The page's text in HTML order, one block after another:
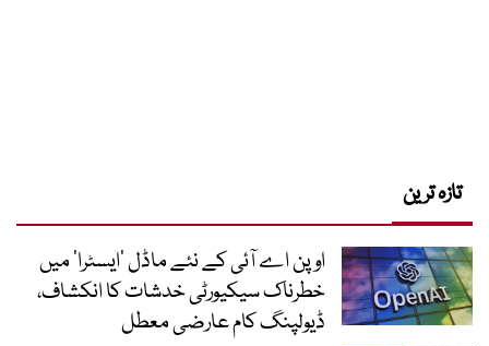
تازہ ترین
اوپن اے آئی کے نئے ماڈل ’ایسٹرا‘ میں
خطرناک سیکیورٹی خدشات کا انکشاف،
ڈیولپنگ کام عارضی معطل